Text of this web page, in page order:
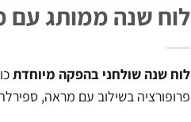
לוח שנה ממותג עם
לוח שנה שולחני בהפקה מיוחדת
פרופורציה בשילוב עם מראה,